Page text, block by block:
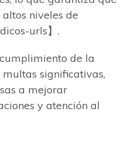
niveles de
urls】.
de la
significativas,
a mejorar
y atención al